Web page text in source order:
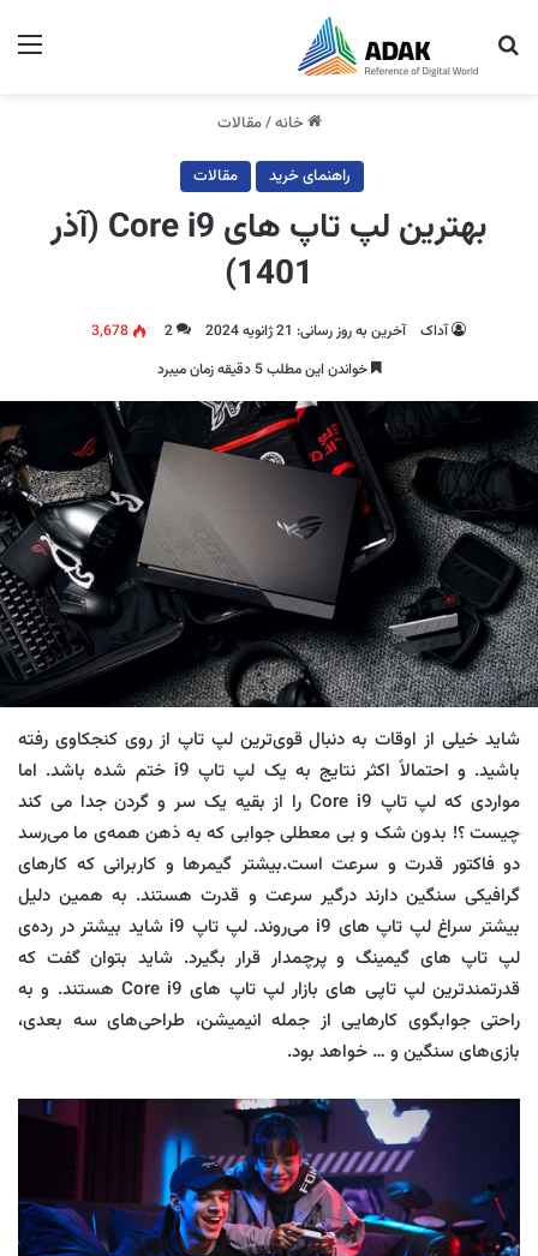
جستجو برای
خانه/مقالات
راهنمای خرید مقالات
بهترین لپ تاپ های Core i9 (آذر
1401)
آداک آخرین به روز رسانی: 21 ژانویه 2024 2
3,678
خواندن این مطلب 5 دقیقه زمان میبرد
شاید خیلی از اوقات به دنبال قوی‌ترین لپ تاپ از روی کنجکاوی رفته
باشید. و احتمالاً اکثر نتایج به یک لپ تاپ i9 ختم شده باشد. اما
مواردی که لپ تاپ Core i9 را از بقیه یک سر و گردن جدا می کند
چیست ؟! بدون شک و بی معطلی جوابی که به ذهن همه‌ی‌ ما می‌رسد
دو فاکتور قدرت و سرعت است.بیشتر گیمرها و کاربرانی که کارهای
گرافیکی سنگین دارند درگیر سرعت و قدرت هستند. به همین دلیل
بیشتر سراغ لپ تاپ های i9 می‌روند. لپ تاپ i9 شاید بیشتر در رده‌ی
لپ تاپ های گیمینگ و پرچمدار قرار بگیرد. شاید بتوان گفت که
قدرتمندترین لپ تاپی های بازار لپ تاپ های Core i9 هستند. و به
راحتی جوابگوی کارهایی از جمله انیمیشن، طراحی‌های سه بعدی،
بازی‌های سنگین و … خواهد بود.